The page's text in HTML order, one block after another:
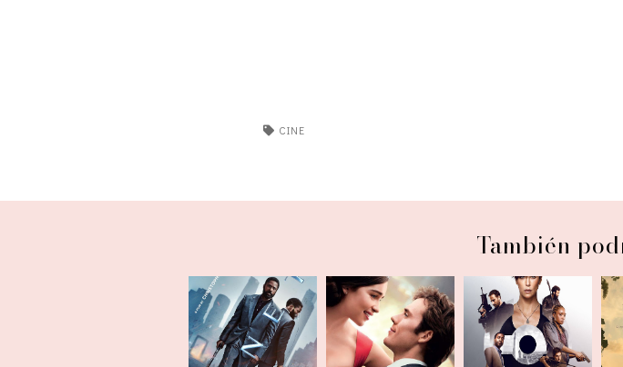
CINE
También
Cine | Tenet
Cine | Yo antes
de ti
Cine | La vieja
guardia